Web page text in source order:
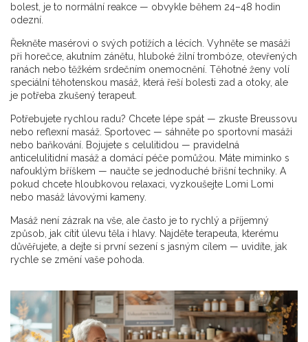
bolest, je to normální reakce — obvykle během 24–48 hodin
odezní.
Řekněte masérovi o svých potížích a lécích. Vyhněte se masáži
při horečce, akutním zánětu, hluboké žilní trombóze, otevřených
ranách nebo těžkém srdečním onemocnění. Těhotné ženy volí
speciální těhotenskou masáž, která řeší bolesti zad a otoky, ale
je potřeba zkušený terapeut.
Potřebujete rychlou radu? Chcete lépe spát — zkuste Breussovu
nebo reflexní masáž. Sportovec — sáhněte po sportovní masáži
nebo baňkování. Bojujete s celulitidou — pravidelná
anticelulitidní masáž a domácí péče pomůžou. Máte miminko s
nafouklým bříškem — naučte se jednoduché břišní techniky. A
pokud chcete hloubkovou relaxaci, vyzkoušejte Lomi Lomi
nebo masáž lávovými kameny.
Masáž není zázrak na vše, ale často je to rychlý a příjemný
způsob, jak cítit úlevu těla i hlavy. Najděte terapeuta, kterému
důvěřujete, a dejte si první sezení s jasným cílem — uvidíte, jak
rychle se změní vaše pohoda.